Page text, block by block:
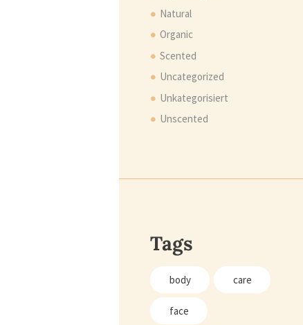
Natural
Organic
Scented
Uncategorized
Unkategorisiert
Unscented
Tags
body care
face